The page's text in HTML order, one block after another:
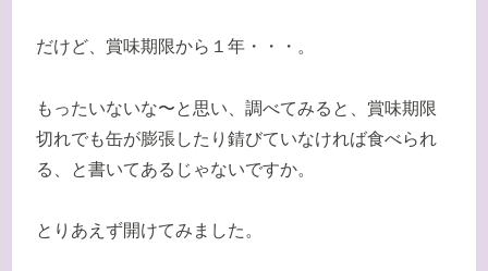
だけど、賞味期限から１年・・・。
もったいないな〜と思い、調べてみると、賞味期限
切れでも缶が膨張したり錆びていなければ食べられ
る、と書いてあるじゃないですか。
とりあえず開けてみました。